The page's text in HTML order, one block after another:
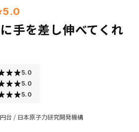
5.0
手を差し伸べてくれ
5.0
5.0
5.0
台 / 日本原子力研究開発機構